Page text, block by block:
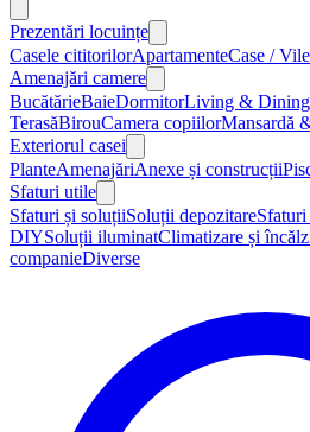
Prezentări locuințe
Casele cititorilorApartamenteCase / Vile
Amenajări camere
BucătărieBaieDormitorLiving & Dining
TerasăBirouCamera copiilorMansardă
Exteriorul casei
PlanteAmenajăriAnexe și construcții
Sfaturi utile
Sfaturi și soluțiiSoluții depozitareSfaturi
DIYSoluții iluminatClimatizare și
companieDiverse